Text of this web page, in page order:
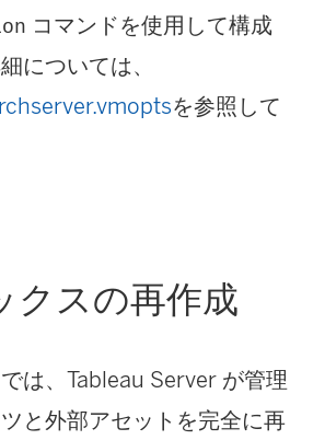
コマンドを使用して構成
については、
を参照して
クスの再作成
は、Tableau Server が管理
と外部アセットを完全に再